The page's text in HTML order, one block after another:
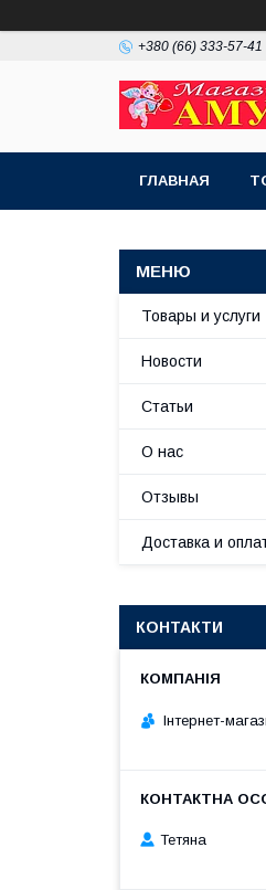
+380 (66) 333-57-41
ГЛАВНАЯ
Товары и услуги
Новости
Статьи
О нас
Отзывы
Доставка и
КОНТАКТИ
Інтернет-
Тетяна